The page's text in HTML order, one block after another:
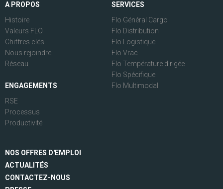
A PROPOS
Histoire
Valeurs FLO
Chiffres clés
Nous rejoindre
Réseau
ENGAGEMENTS
RSE
Processus
Productivité
SERVICES
Flo Général Cargo
Flo Distribution
Flo Logistique
Flo Vrac
Flo Température dirigée
Flo Spécifique
Flo Multimodal
NOS OFFRES D'EMPLOI
ACTUALITÉS
CONTACTEZ-NOUS